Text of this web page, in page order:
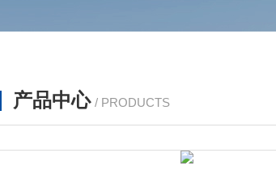
产品中心 / PRODUCTS